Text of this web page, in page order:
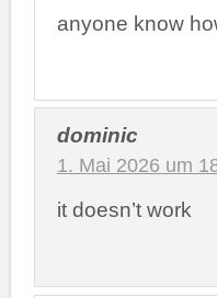
anyone know
dominic
1. Mai 2026 um
it doesn’t work